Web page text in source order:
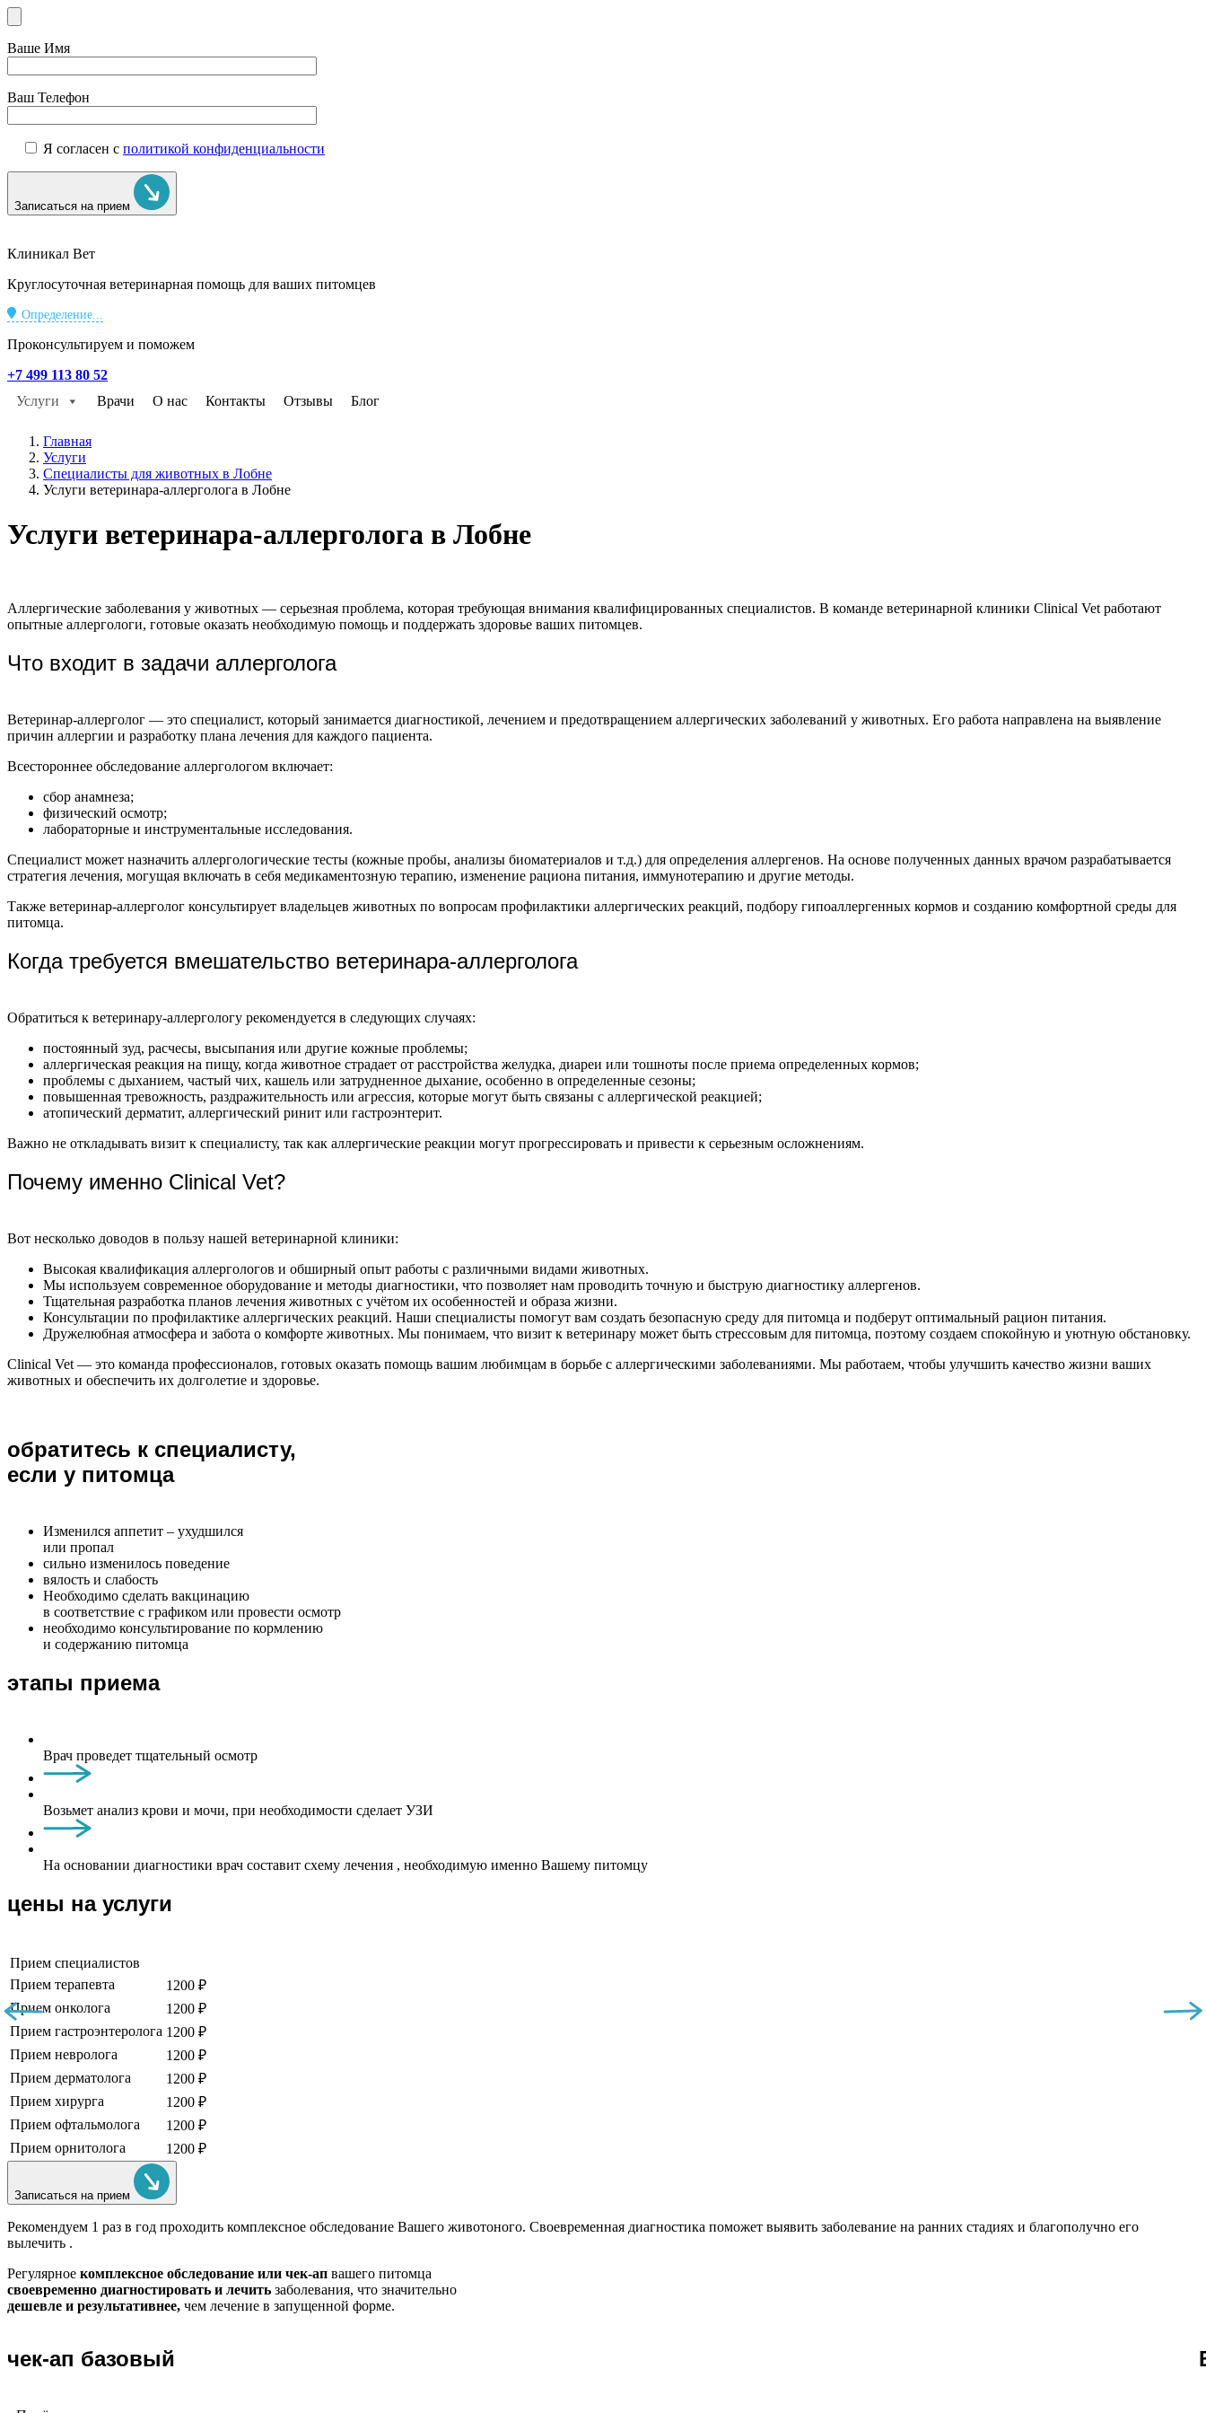
Ваше Имя
Ваш Телефон
Я согласен с политикой конфиденциальности
Записаться на прием
Клиникал Вет
Круглосуточная ветеринарная помощь для ваших питомцев
Определение...
Проконсультируем и поможем
+7 499 113 80 52
Услуги
Врачи О нас Контакты Отзывы Блог
Главная
Услуги
Специалисты для животных в Лобне
Услуги ветеринара-аллерголога в Лобне
Услуги ветеринара-аллерголога в Лобне
Аллергические заболевания у животных — серьезная проблема, которая требующая внимания квалифицированных специалистов. В команде ветеринарной клиники Clinical Vet работают
опытные аллергологи, готовые оказать необходимую помощь и поддержать здоровье ваших питомцев.
Что входит в задачи аллерголога
Ветеринар-аллерголог — это специалист, который занимается диагностикой, лечением и предотвращением аллергических заболеваний у животных. Его работа направлена на выявление
причин аллергии и разработку плана лечения для каждого пациента.
Всестороннее обследование аллергологом включает:
сбор анамнеза;
физический осмотр;
лабораторные и инструментальные исследования.
Специалист может назначить аллергологические тесты (кожные пробы, анализы биоматериалов и т.д.) для определения аллергенов. На основе полученных данных врачом разрабатывается
стратегия лечения, могущая включать в себя медикаментозную терапию, изменение рациона питания, иммунотерапию и другие методы.
Также ветеринар-аллерголог консультирует владельцев животных по вопросам профилактики аллергических реакций, подбору гипоаллергенных кормов и созданию комфортной среды для
питомца.
Когда требуется вмешательство ветеринара-аллерголога
Обратиться к ветеринару-аллергологу рекомендуется в следующих случаях:
постоянный зуд, расчесы, высыпания или другие кожные проблемы;
аллергическая реакция на пищу, когда животное страдает от расстройства желудка, диареи или тошноты после приема определенных кормов;
проблемы с дыханием, частый чих, кашель или затрудненное дыхание, особенно в определенные сезоны;
повышенная тревожность, раздражительность или агрессия, которые могут быть связаны с аллергической реакцией;
атопический дерматит, аллергический ринит или гастроэнтерит.
Важно не откладывать визит к специалисту, так как аллергические реакции могут прогрессировать и привести к серьезным осложнениям.
Почему именно Clinical Vet?
Вот несколько доводов в пользу нашей ветеринарной клиники:
Высокая квалификация аллергологов и обширный опыт работы с различными видами животных.
Мы используем современное оборудование и методы диагностики, что позволяет нам проводить точную и быструю диагностику аллергенов.
Тщательная разработка планов лечения животных с учётом их особенностей и образа жизни.
Консультации по профилактике аллергических реакций. Наши специалисты помогут вам создать безопасную среду для питомца и подберут оптимальный рацион питания.
Дружелюбная атмосфера и забота о комфорте животных. Мы понимаем, что визит к ветеринару может быть стрессовым для питомца, поэтому создаем спокойную и уютную обстановку.
Clinical Vet — это команда профессионалов, готовых оказать помощь вашим любимцам в борьбе с аллергическими заболеваниями. Мы работаем, чтобы улучшить качество жизни ваших
животных и обеспечить их долголетие и здоровье.
обратитесь к специалисту,
если у питомца
Изменился аппетит – ухудшился
или пропал
сильно изменилось поведение
вялость и слабость
Необходимо сделать вакцинацию
в соответствие с графиком или провести осмотр
необходимо консультирование по кормлению
и содержанию питомца
этапы приема
Врач проведет тщательный осмотр
Возьмет анализ крови и мочи, при необходимости сделает УЗИ
На основании диагностики врач составит схему лечения , необходимую именно Вашему питомцу
цены на услуги
Прием специалистов
Прием терапевта
1200 ₽
Прием онколога
1200 ₽
Прием гастроэнтеролога 1200 ₽
Прием невролога
1200 ₽
Прием дерматолога
1200 ₽
Прием хирурга
1200 ₽
Прием офтальмолога
1200 ₽
Прием орнитолога
1200 ₽
Записаться на прием
Рекомендуем 1 раз в год проходить комплексное обследование Вашего животоного. Своевременная диагностика поможет выявить заболевание на ранних стадиях и благополучно его
вылечить .
Регулярное комплексное обследование или чек-ап вашего питомца
своевременно диагностировать и лечить заболевания, что значительно
дешевле и результативнее, чем лечение в запущенной форме.
чек-ап базовый